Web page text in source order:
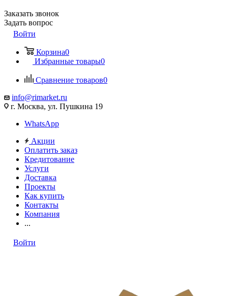
Заказать звонок
Задать вопрос
Войти
Корзина0
Избранные товары0
Сравнение товаров0
info@rimarket.ru
г. Москва, ул. Пушкина 19
WhatsApp
Акции
Оплатить заказ
Кредитование
Услуги
Доставка
Проекты
Как купить
Контакты
Компания
...
Войти